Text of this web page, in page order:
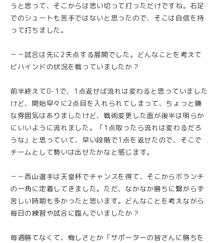
うと思って、そこからは思い切って打っただけですね。右足
でのシュートも苦手ではないと思ったので、そこは自信を持
って打ちました。
－－試合は先に2失点する展開でした。どんなことを考えて
ビハインドの状況を戦っていましたか？
前半終えて0-1で、1点返せば流れは変わると思っていました
けど、開始早々に2点目を入れられてしまって、ちょっと嫌
な雰囲気はありましたけど、戦術変更した面が後半は明らか
にいいように流れました。「1点取ったら流れは変わるだろ
うな」と思っていて、早い段階で1点を返せたので、そこで
チームとして勢いは出せたかなと感じます。
－－西山選手は天皇杯でチャンスを得て、そこからボランチ
の一角に定着してきました。ただ、なかなか勝ちに繋がらず
苦しい時期も多かったと思います。どんなことを考えながら
毎日の練習や試合に臨んでいましたか？
毎週勝てなくて、悔しさとか「サポーターの皆さんに勝ちを